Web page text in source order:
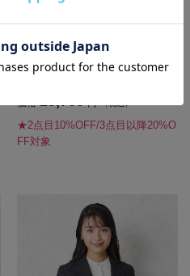
ン【REDA】ネイビー無地STOVEL
＆MASON通年【レディース】
価格 29,700 円 （税込）
★2点目10%OFF/3点目以降20%O
FF対象